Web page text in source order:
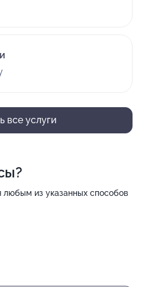
все услуги
любым из указанных способов